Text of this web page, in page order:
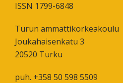
ISSN 1799-6848
Turun ammattikorkeakoulu
Joukahaisenkatu 3
20520 Turku
puh. +358 50 598 5509